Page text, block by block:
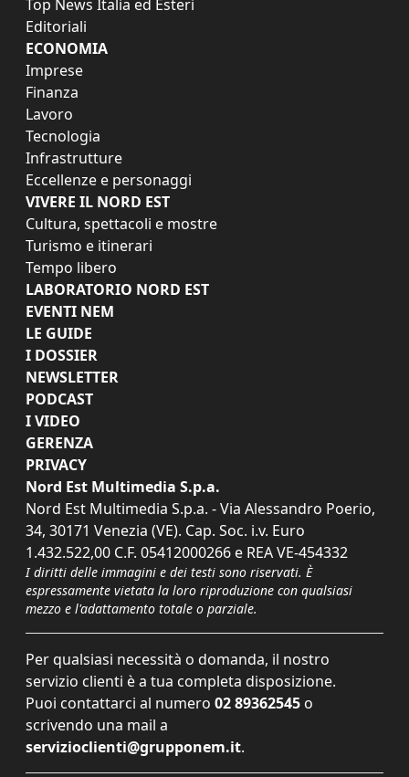
Top News Italia ed Esteri
Editoriali
ECONOMIA
Imprese
Finanza
Lavoro
Tecnologia
Infrastrutture
Eccellenze e personaggi
VIVERE IL NORD EST
Cultura, spettacoli e mostre
Turismo e itinerari
Tempo libero
LABORATORIO NORD EST
EVENTI NEM
LE GUIDE
I DOSSIER
NEWSLETTER
PODCAST
I VIDEO
GERENZA
PRIVACY
Nord Est Multimedia S.p.a.
Nord Est Multimedia S.p.a. - Via Alessandro Poerio,
34, 30171 Venezia (VE). Cap. Soc. i.v. Euro
1.432.522,00 C.F. 05412000266 e REA VE-454332
I diritti delle immagini e dei testi sono riservati. È
espressamente vietata la loro riproduzione con qualsiasi
mezzo e l'adattamento totale o parziale.
Per qualsiasi necessità o domanda, il nostro
servizio clienti è a tua completa disposizione.
Puoi contattarci al numero 02 89362545 o
scrivendo una mail a
servizioclienti@grupponem.it.